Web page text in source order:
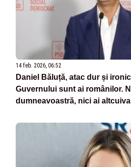
14 feb. 2026, 06:52
Daniel Băluță, atac dur și
Guvernului sunt ai românilor.
dumneavoastră, nici ai